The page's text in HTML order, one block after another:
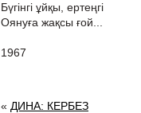
Бүгінгі ұйқы, ертеңгі
Оянуға жақсы ғой...
1967
« ДИНА: КЕРБЕЗ